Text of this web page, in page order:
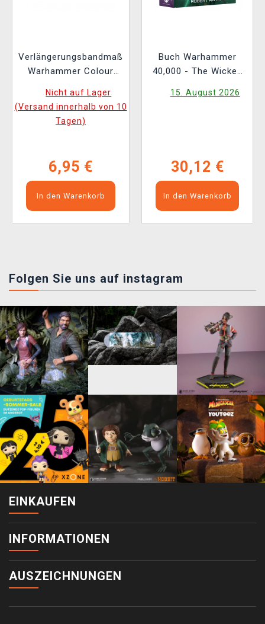
Verlängerungsbandmaß
Warhammer Colour
Nicht auf Lager
(Versand innerhalb von 10
Tagen)
6,95 €
In den Warenkorb
Buch Warhammer
40,000 - The Wicked
15. August 2026
30,12 €
In den Warenkorb
Folgen Sie uns auf instagram
EINKAUFEN
INFORMATIONEN
AUSZEICHNUNGEN